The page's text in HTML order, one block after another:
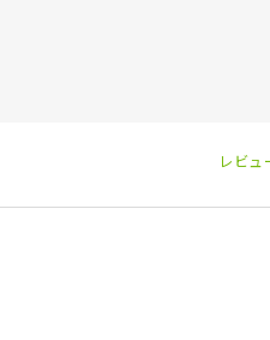
レビュ